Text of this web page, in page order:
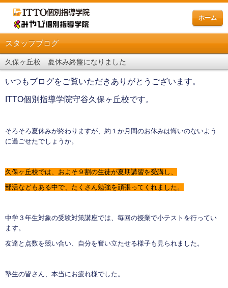
ホーム
スタッフブログ
久保ヶ丘校 夏休み終盤になりました
いつもブログをご覧いただきありがとうございます。
ITTO個別指導学院守谷久保ヶ丘校です。
そろそろ夏休みが終わりますが、約１か月間のお休みは悔いのないよう
に過ごせたでしょうか。
久保ヶ丘校では、およそ９割の生徒が夏期講習を受講し、
部活などもある中で、たくさん勉強を頑張ってくれました。
中学３年生対象の受験対策講座では、毎回の授業で小テストを行ってい
ます。
友達と点数を競い合い、自分を奮い立たせる様子も見られました。
塾生の皆さん、本当にお疲れ様でした。